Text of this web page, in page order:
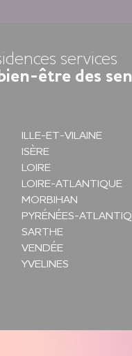
services
être des
ILLE-ET-VILAINE
ISÈRE
LOIRE
LOIRE-ATLANTIQUE
MORBIHAN
PYRÉNÉES-
SARTHE
VENDÉE
YVELINES